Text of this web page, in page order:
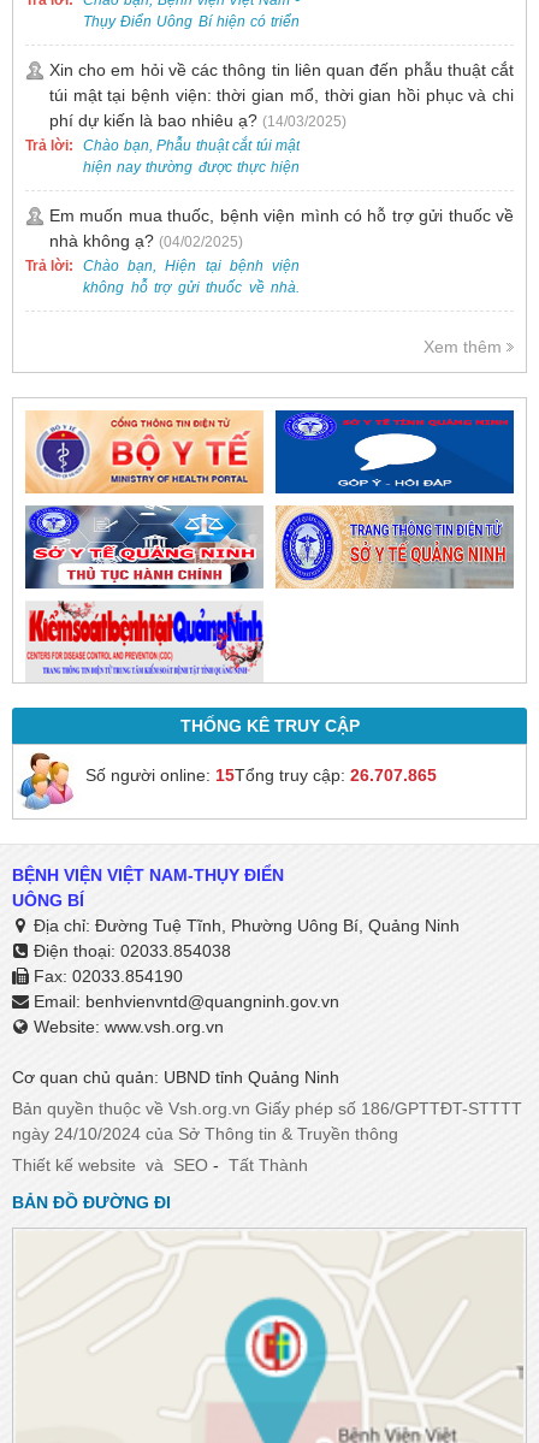
chuyên sâu để phát hiện sớm
HPV và tầm soát ung thư cổ tử
Thụy Điển Uông Bí hiện có triển
khai dịch vụ tiêm vắc-xin cho trẻ
dưới 2 tuổi.
Xin cho em hỏi về các thông tin liên quan đến phẫu thuật cắt
túi mật tại bệnh viện: thời gian mổ, thời gian hồi phục và chi
phí dự kiến là bao nhiêu ạ? (14/03/2025)
Trả lời:
Chào bạn, Phẫu thuật cắt túi mật
hiện nay thường được thực hiện
bằng phương pháp nội soi, đây
là một kỹ thuật ít xâm lấn, an toàn
và phổ biến.
Em muốn mua thuốc, bệnh viện mình có hỗ trợ gửi thuốc về
nhà không ạ? (04/02/2025)
Trả lời:
Chào bạn, Hiện tại bệnh viện
không hỗ trợ gửi thuốc về nhà.
Việc cấp phát thuốc tại bệnh viện
trực tiếp.
Xem thêm
THỐNG KÊ TRUY CẬP
Số người online: 15Tổng truy cập: 26.707.865
BỆNH VIỆN VIỆT NAM-THỤY ĐIỂN
UÔNG BÍ
Địa chỉ: Đường Tuệ Tĩnh, Phường Uông Bí, Quảng Ninh
Điện thoại: 02033.854038
Fax: 02033.854190
Email: benhvienvntd@quangninh.gov.vn​​​​​​​
Website: www.vsh.org.vn
Cơ quan chủ quản: UBND tỉnh Quảng Ninh
Bản quyền thuộc về Vsh.org.vn Giấy phép số 186/GPTTĐT-STTTT
ngày 24/10/2024 của Sở Thông tin & Truyền thông
Thiết kế website và SEO - Tất Thành
BẢN ĐỒ ĐƯỜNG ĐI